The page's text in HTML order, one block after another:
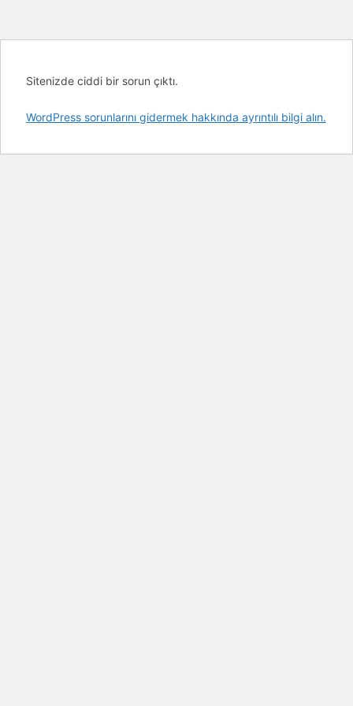
Sitenizde ciddi bir sorun çıktı.
WordPress sorunlarını gidermek hakkında ayrıntılı bilgi alın.